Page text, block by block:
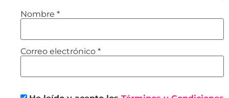
Nombre *
Correo electrónico *